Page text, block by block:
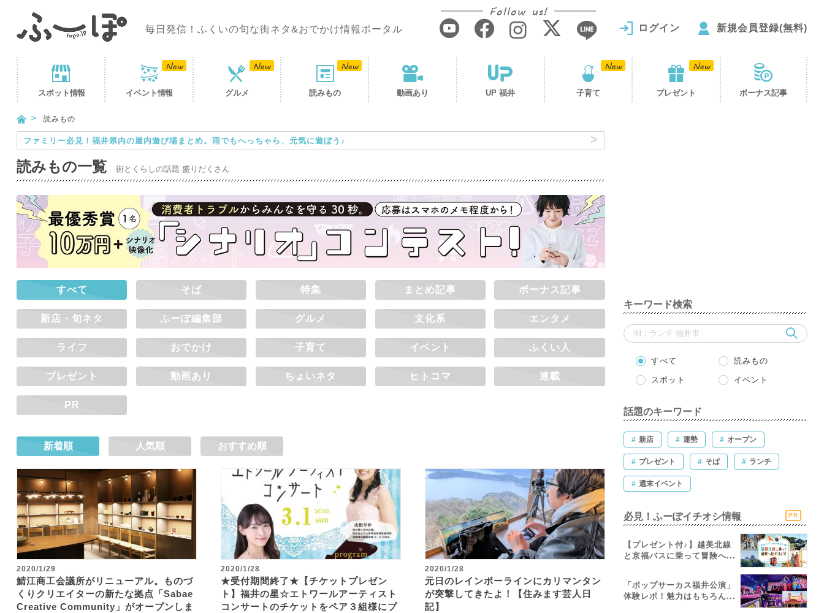
毎日発信！ふくいの旬な街ネタ&おでかけ情報ポータル
Follow us!
ログイン 新規会員登録(無料)
スポット情報 イベント情報 グルメ 読みもの 動画あり UP 福井 子育て プレゼント ボーナス記事
読みもの
ファミリー必見！福井県内の屋内遊び場まとめ。雨でもへっちゃら、元気に遊ぼう♪
読みもの一覧 街とくらしの話題 盛りだくさん
すべて そば 特集 まとめ記事 ボーナス記事
新店・旬ネタ ふーぽ編集部 グルメ 文化系 エンタメ
ライフ おでかけ 子育て イベント ふくい人
プレゼント 動画あり ちょいネタ ヒトコマ 連載
PR
新着順 人気順 おすすめ順
2020/1/29
鯖江商工会議所がリニューアル。ものづ
くりクリエイターの新たな拠点「Sabae
Creative Community」がオープンしま
2020/1/28
★受付期間終了★【チケットプレゼン
ト】福井の星☆エトワールアーティスト
コンサートのチケットをペア３組様にプ
2020/1/28
元日のレインボーラインにカリマンタン
が突撃してきたよ！【住みます芸人日
記】
キーワード検索
すべて 読みもの
スポット イベント
話題のキーワード
# 新店 # 運勢 # オープン
# プレゼント # そば # ランチ
# 週末イベント
必見！ふーぽイチオシ情報 PR
【プレゼント付♪】越美北線
と京福バスに乗って冒険へ...
「ポップサーカス福井公演」
体験レポ！魅力はもちろん...